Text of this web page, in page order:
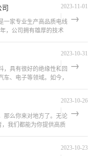
2023-11-01
一家专业生产高品质电线
，公司拥有雄厚的技术
2023-10-31
，具有很好的绝缘性和回
、电子等领域。如今，
2023-10-26
那么你来对地方了。无论
我们都能为你提供高质
2023-10-23